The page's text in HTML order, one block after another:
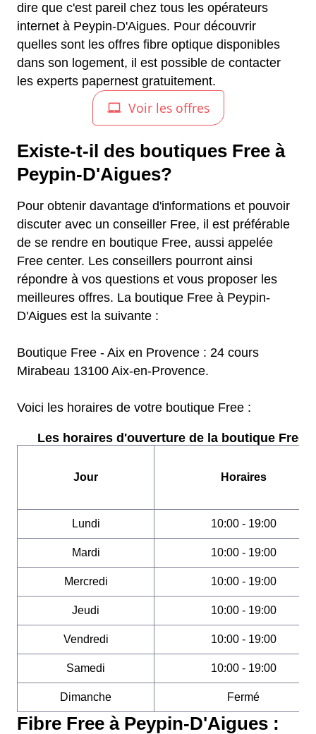
dire que c'est pareil chez tous les opérateurs
internet à Peypin-D'Aigues. Pour découvrir
quelles sont les offres fibre optique disponibles
dans son logement, il est possible de contacter
les experts papernest gratuitement.
Existe-t-il des boutiques Free à
Peypin-D'Aigues?
Pour obtenir davantage d'informations et pouvoir
discuter avec un conseiller Free, il est préférable
de se rendre en boutique Free, aussi appelée
Free center. Les conseillers pourront ainsi
répondre à vos questions et vous proposer les
meilleures offres. La boutique Free à Peypin-
D'Aigues est la suivante :
Boutique Free - Aix en Provence : 24 cours
Mirabeau 13100 Aix-en-Provence.
Voici les horaires de votre boutique Free :
Les horaires d'ouverture de la boutique Free :
Jour Horaires
Lundi 10:00 - 19:00
Mardi 10:00 - 19:00
Mercredi 10:00 - 19:00
Jeudi 10:00 - 19:00
Vendredi 10:00 - 19:00
Samedi 10:00 - 19:00
Dimanche Fermé
Fibre Free à Peypin-D'Aigues :